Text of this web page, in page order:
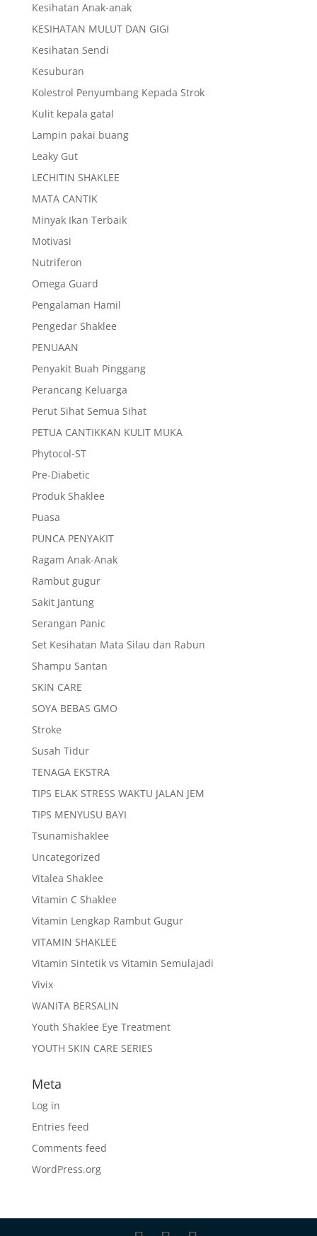
Kesihatan Anak-anak
KESIHATAN MULUT DAN GIGI
Kesihatan Sendi
Kesuburan
Kolestrol Penyumbang Kepada Strok
Kulit kepala gatal
Lampin pakai buang
Leaky Gut
LECHITIN SHAKLEE
MATA CANTIK
Minyak Ikan Terbaik
Motivasi
Nutriferon
Omega Guard
Pengalaman Hamil
Pengedar Shaklee
PENUAAN
Penyakit Buah Pinggang
Perancang Keluarga
Perut Sihat Semua Sihat
PETUA CANTIKKAN KULIT MUKA
Phytocol-ST
Pre-Diabetic
Produk Shaklee
Puasa
PUNCA PENYAKIT
Ragam Anak-Anak
Rambut gugur
Sakit Jantung
Serangan Panic
Set Kesihatan Mata Silau dan Rabun
Shampu Santan
SKIN CARE
SOYA BEBAS GMO
Stroke
Susah Tidur
TENAGA EKSTRA
TIPS ELAK STRESS WAKTU JALAN JEM
TIPS MENYUSU BAYI
Tsunamishaklee
Uncategorized
Vitalea Shaklee
Vitamin C Shaklee
Vitamin Lengkap Rambut Gugur
VITAMIN SHAKLEE
Vitamin Sintetik vs Vitamin Semulajadi
Vivix
WANITA BERSALIN
Youth Shaklee Eye Treatment
YOUTH SKIN CARE SERIES
Meta
Log in
Entries feed
Comments feed
WordPress.org